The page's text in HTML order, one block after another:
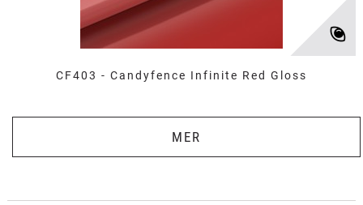
CF403 - Candyfence Infinite Red Gloss
MER